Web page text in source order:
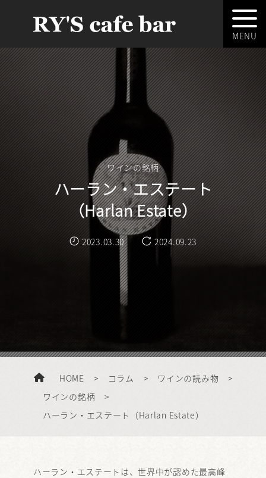
ワインの銘柄
ハーラン・エステート
（Harlan Estate）
2023.03.30 2024.09.23
HOME > コラム > ワインの読み物
>
ワインの銘柄
>
ハーラン・エステート（Harlan Estate）
ハーラン・エステートは、世界中が認めた最高峰